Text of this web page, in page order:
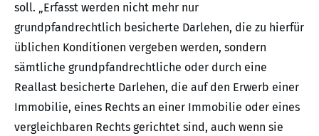
soll. „Erfasst werden nicht mehr nur
grundpfandrechtlich besicherte Darlehen, die zu hierfür
üblichen Konditionen vergeben werden, sondern
sämtliche grundpfandrechtliche oder durch eine
Reallast besicherte Darlehen, die auf den Erwerb einer
Immobilie, eines Rechts an einer Immobilie oder eines
vergleichbaren Rechts gerichtet sind, auch wenn sie